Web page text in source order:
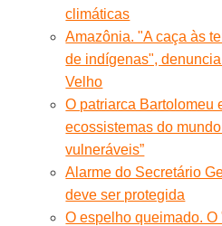
climáticas
Amazônia. "A caça às
de indígenas",
Velho
O patriarca Bartolomeu
ecossistemas do
vulneráveis”
Alarme do Secretário
deve ser protegida
O espelho queimado.